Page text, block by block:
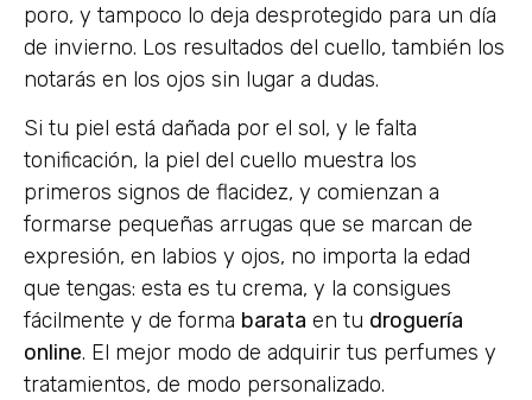
poro, y tampoco lo deja desprotegido para un día
de invierno. Los resultados del cuello, también los
notarás en los ojos sin lugar a dudas.
Si tu piel está dañada por el sol, y le falta
tonificación, la piel del cuello muestra los
primeros signos de flacidez, y comienzan a
formarse pequeñas arrugas que se marcan de
expresión, en labios y ojos, no importa la edad
que tengas: esta es tu crema, y la consigues
fácilmente y de forma barata en tu droguería
online. El mejor modo de adquirir tus perfumes y
tratamientos, de modo personalizado.